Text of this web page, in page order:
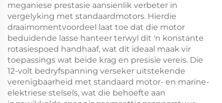
meganiese prestasie aansienlik verbeter in
vergelyking met standaardmotors. Hierdie
draaimomentvoordeel laat toe dat die motor
beduidende lasse hanteer terwyl dit 'n konstante
rotasiespoed handhaaf, wat dit ideaal maak vir
toepassings wat beide krag en presisie vereis. Die
12-volt bedryfspanning verseker uitstekende
verenigbaarheid met standaard motor- en marine-
elektriese stelsels, wat die behoefte aan